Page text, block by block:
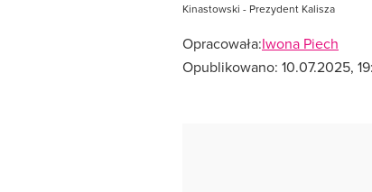
Kinastowski - Prezydent Kalisza
Opracowała:Iwona Piech
Opublikowano: 10.07.2025,